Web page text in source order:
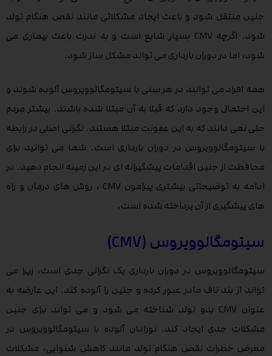
جنین منتقل شود و باعث ایجاد مشکلاتی مانند نقص هنگام تولد
شود. اگرچه CMV بسیار شایع است و به ندرت باعث بیماری می
شود، اما در دوران بارداری می تواند مشکل ساز شود.
همه افراد می توانند در هر سنی با سیتومگالوویروس آلوده شوند و
این احتمال وجود دارد که قبلا به آن مبتلا شده باشند. بیشتر مردم
حتی نمی دانند که به این عفونت مبتلا هستند. نگرانی اصلی در رابطه
با سیتومگالوویروس در دوران بارداری است. شما می توانید برای
محافظت از جنین اقدامات پیشگیرانه ای در این زمینه انجام دهید. در
ادامه به توضیحاتی بیشتری پیرامون CMV ، روش های درمان و راه
های پیشگیری از آن پرداخته شده است.
سیتومگالوویروس (CMV)
سیتومگالوویروس در دوران بارداری یک نگرانی جدی است، زیرا می
تواند از بند ناف مادر عبور کرده و جنین را آلوده کند. این عارضه به
عنوان CMV بدو تولد شناخته می شود و می تواند برای جنین
مشکلات جدی ایجاد کند. نوزادان آلوده با سیتومگالوویروس در
معرض خطرات نقص هنگام تولد مانند کاهش شنوایی، مشکلات